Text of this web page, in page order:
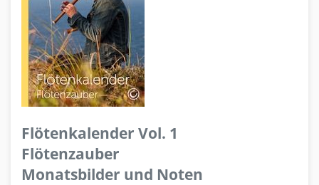
Flötenkalender Vol. 1
Flötenzauber
Monatsbilder und Noten